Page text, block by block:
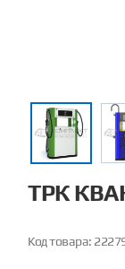
ТРК
Код товара: